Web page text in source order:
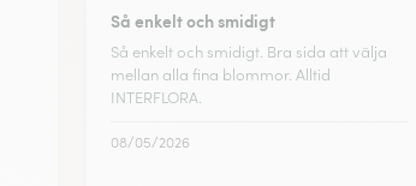
Så enkelt och smidigt
Så enkelt och smidigt. Bra sida att välja
mellan alla fina blommor. Alltid
INTERFLORA.
08/05/2026